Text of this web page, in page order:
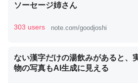
論文では「淡水はカルシウムも酸素も
いる鋏角類（カブトガニ・ウミグモ
ずキチンを強化してる筈だが、酵素が
─ニュース :: 【研究発表】昆虫学の大問題
ソーセージ姉さん
303 users note.com/goodjoshi
ない漢字だけの湯飲みがあると、
物の写真もAI生成に見える